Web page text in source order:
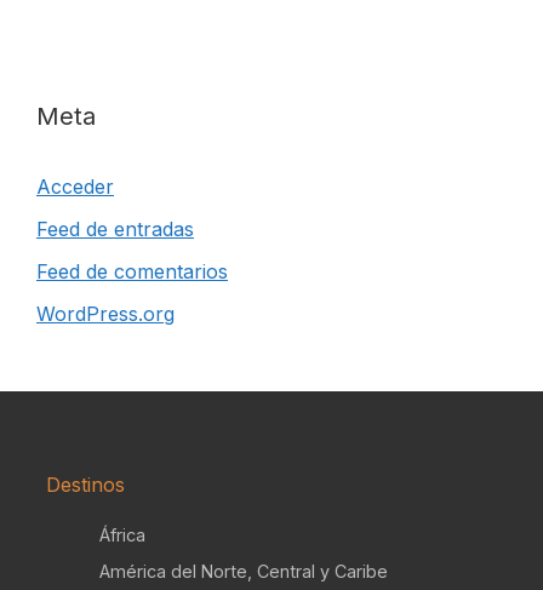
Meta
Acceder
Feed de entradas
Feed de comentarios
WordPress.org
Destinos
África
América del Norte, Central y Caribe